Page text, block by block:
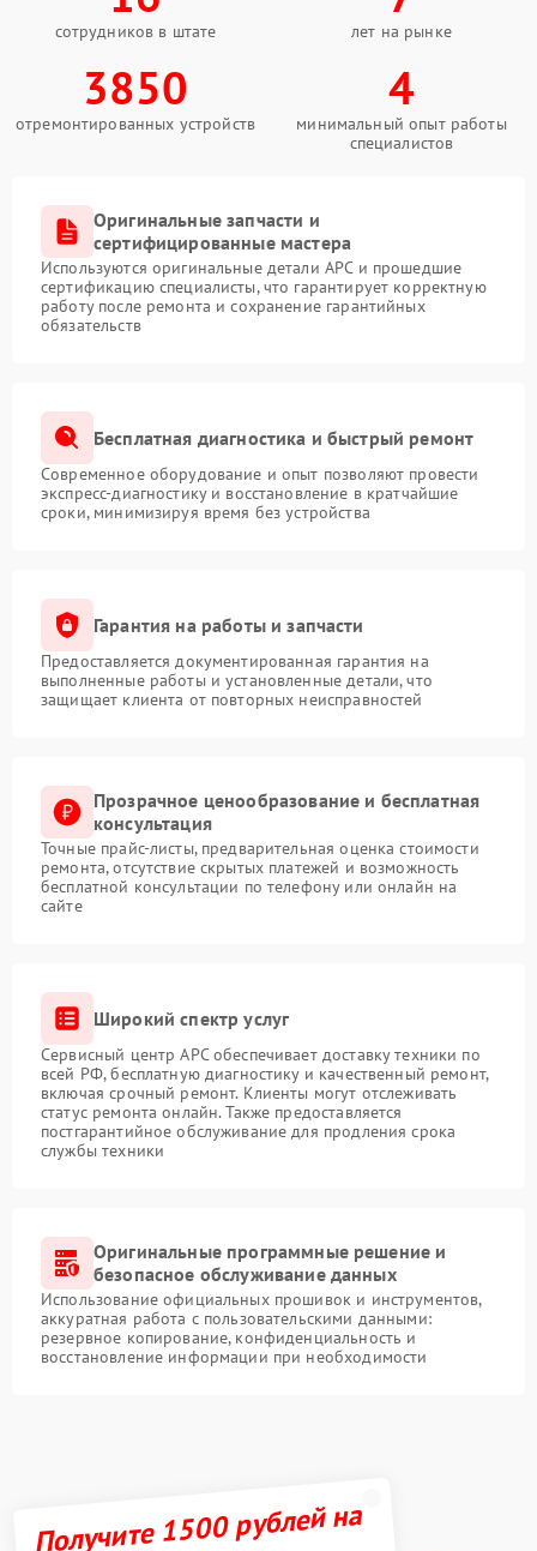
сотрудников в штате лет на рынке
3850
отремонтированных устройств
4
минимальный опыт работы
специалистов
Оригинальные запчасти и
сертифицированные мастера
Используются оригинальные детали APC и прошедшие
сертификацию специалисты, что гарантирует корректную
работу после ремонта и сохранение гарантийных
обязательств
Бесплатная диагностика и быстрый ремонт
Современное оборудование и опыт позволяют провести
экспресс-диагностику и восстановление в кратчайшие
сроки, минимизируя время без устройства
Гарантия на работы и запчасти
Предоставляется документированная гарантия на
выполненные работы и установленные детали, что
защищает клиента от повторных неисправностей
Прозрачное ценообразование и бесплатная
консультация
Точные прайс-листы, предварительная оценка стоимости
ремонта, отсутствие скрытых платежей и возможность
бесплатной консультации по телефону или онлайн на
сайте
Широкий спектр услуг
Сервисный центр APC обеспечивает доставку техники по
всей РФ, бесплатную диагностику и качественный ремонт,
включая срочный ремонт. Клиенты могут отслеживать
статус ремонта онлайн. Также предоставляется
постгарантийное обслуживание для продления срока
службы техники
Оригинальные программные решение и
безопасное обслуживание данных
Использование официальных прошивок и инструментов,
аккуратная работа с пользовательскими данными:
резервное копирование, конфиденциальность и
восстановление информации при необходимости
Получите 1500 рублей на